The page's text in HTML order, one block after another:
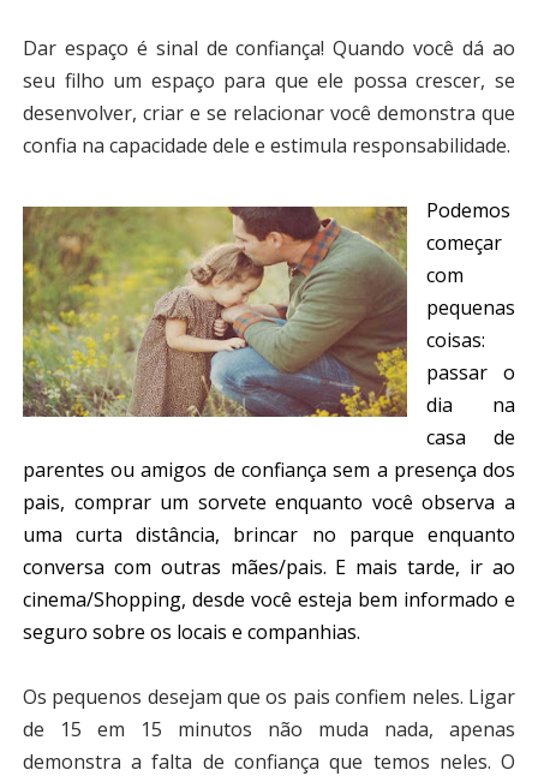
Dar espaço é sinal de confiança! Quando você dá ao
seu filho um espaço para que ele possa crescer, se
desenvolver, criar e se relacionar você demonstra que
confia na capacidade dele e estimula responsabilidade.
Podemos
começar
com
pequenas
coisas:
passar o
dia na
casa de
parentes ou amigos de confiança sem a presença dos
pais, comprar um sorvete enquanto você observa a
uma curta distância, brincar no parque enquanto
conversa com outras mães/pais. E mais tarde, ir ao
cinema/Shopping, desde você esteja bem informado e
seguro sobre os locais e companhias.
Os pequenos desejam que os pais confiem neles. Ligar
de 15 em 15 minutos não muda nada, apenas
demonstra a falta de confiança que temos neles. O